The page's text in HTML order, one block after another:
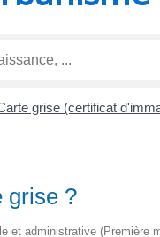
grise (certificat
grise ?
et administrative (Première